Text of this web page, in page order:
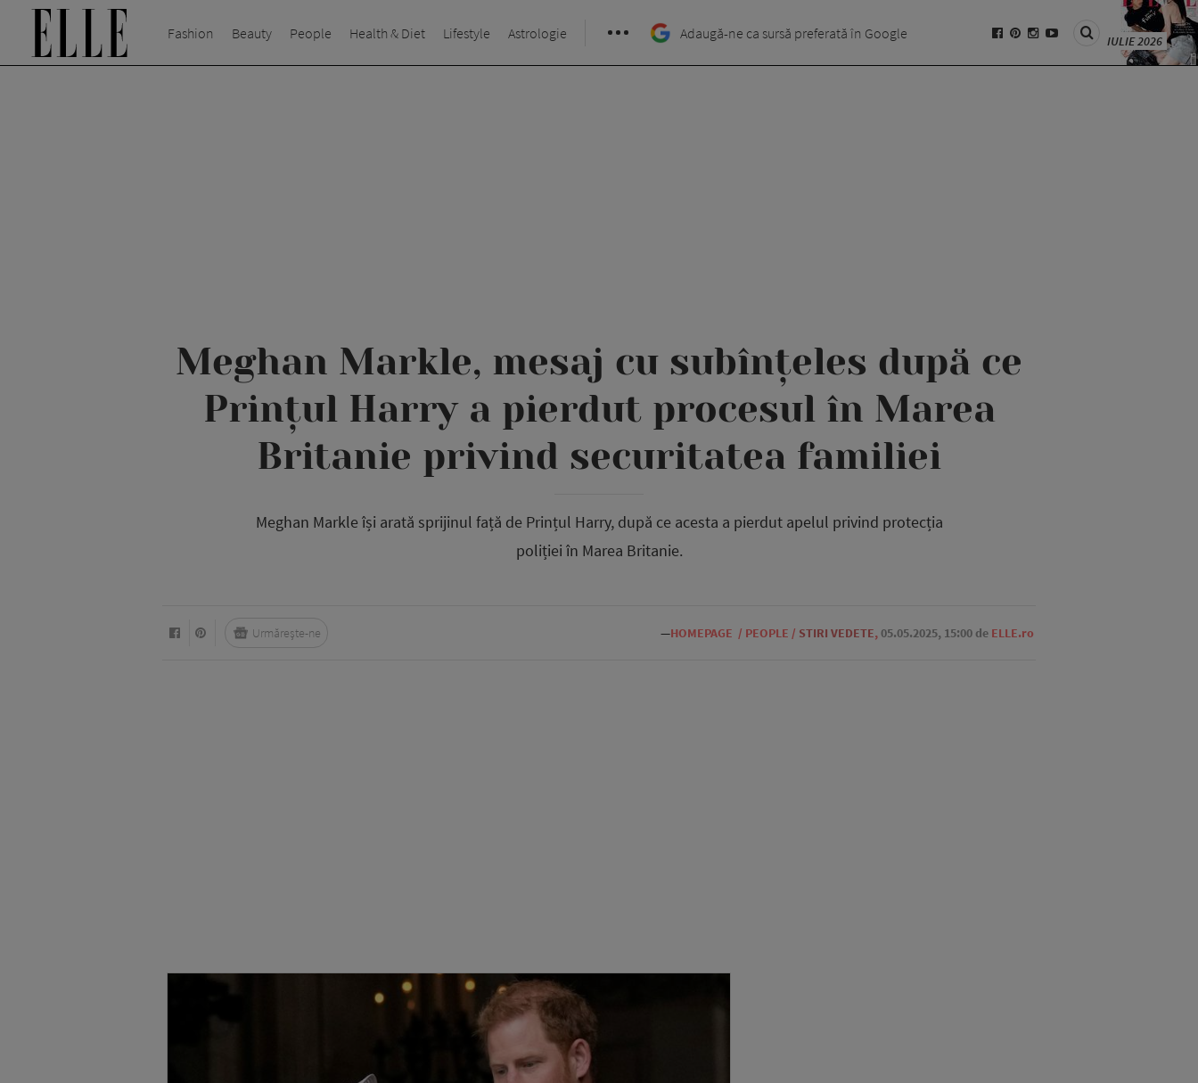
Fashion Beauty People Health & Diet Lifestyle Astrologie Adaugă-ne ca sursă preferată în Google IULIE 2026
Meghan Markle, mesaj cu subînțeles după ce
Prințul Harry a pierdut procesul în Marea
Britanie privind securitatea familiei
Meghan Markle își arată sprijinul față de Prințul Harry, după ce acesta a pierdut apelul privind protecția
poliției în Marea Britanie.
—HOMEPAGE / PEOPLE / STIRI VEDETE,05.05.2025, 15:00 de ELLE.ro
Urmărește-ne